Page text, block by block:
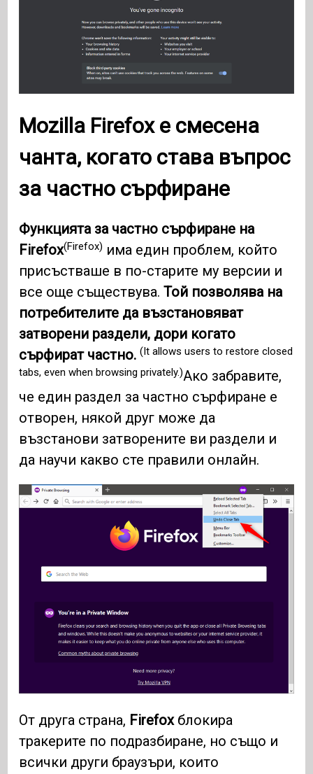
Mozilla Firefoxе смесена
чанта, когато става въпрос
за частно сърфиране
Функцията за частно сърфиране на
Firefox(Firefox) има един проблем, който
присъстваше в по-старите му версии и
все още съществува.Той позволява на
потребителите да възстановяват
затворени раздели, дори когато
сърфират частно.(It allows users to restore closed
tabs, even when browsing privately.)Ако забравите,
че един раздел за частно сърфиране е
отворен, някой друг може да
възстанови затворените ви раздели и
да научи какво сте правили онлайн.
От друга страна, Firefoxблокира
тракерите по подразбиране, но също и
всички други браузъри, които